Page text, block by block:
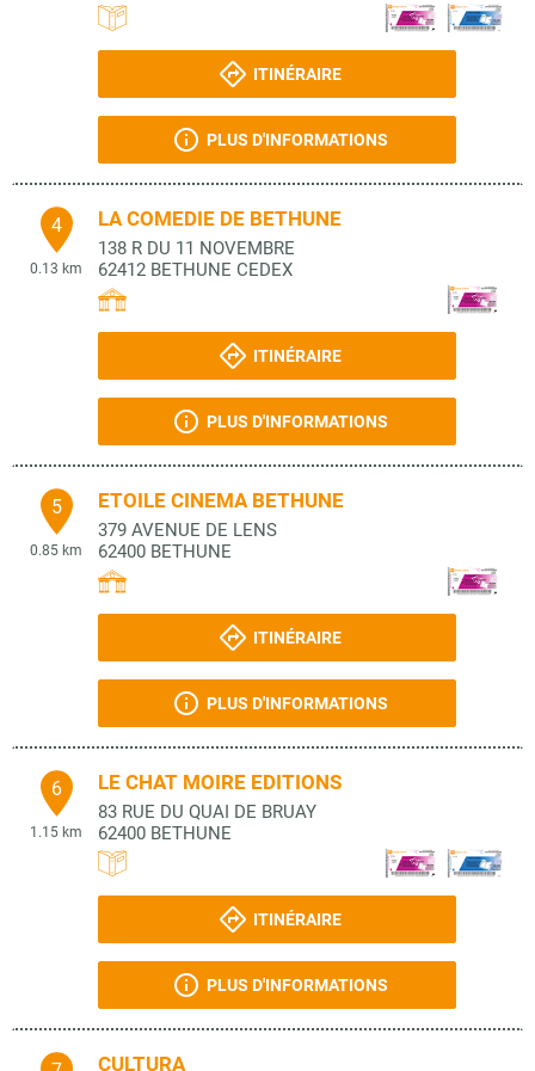
ITINÉRAIRE
PLUS D'INFORMATIONS
4
0.13 km
LA COMEDIE DE BETHUNE
138 R DU 11 NOVEMBRE
62412 BETHUNE CEDEX
ITINÉRAIRE
PLUS D'INFORMATIONS
5
0.85 km
ETOILE CINEMA BETHUNE
379 AVENUE DE LENS
62400 BETHUNE
ITINÉRAIRE
PLUS D'INFORMATIONS
6
1.15 km
LE CHAT MOIRE EDITIONS
83 RUE DU QUAI DE BRUAY
62400 BETHUNE
ITINÉRAIRE
PLUS D'INFORMATIONS
CULTURA